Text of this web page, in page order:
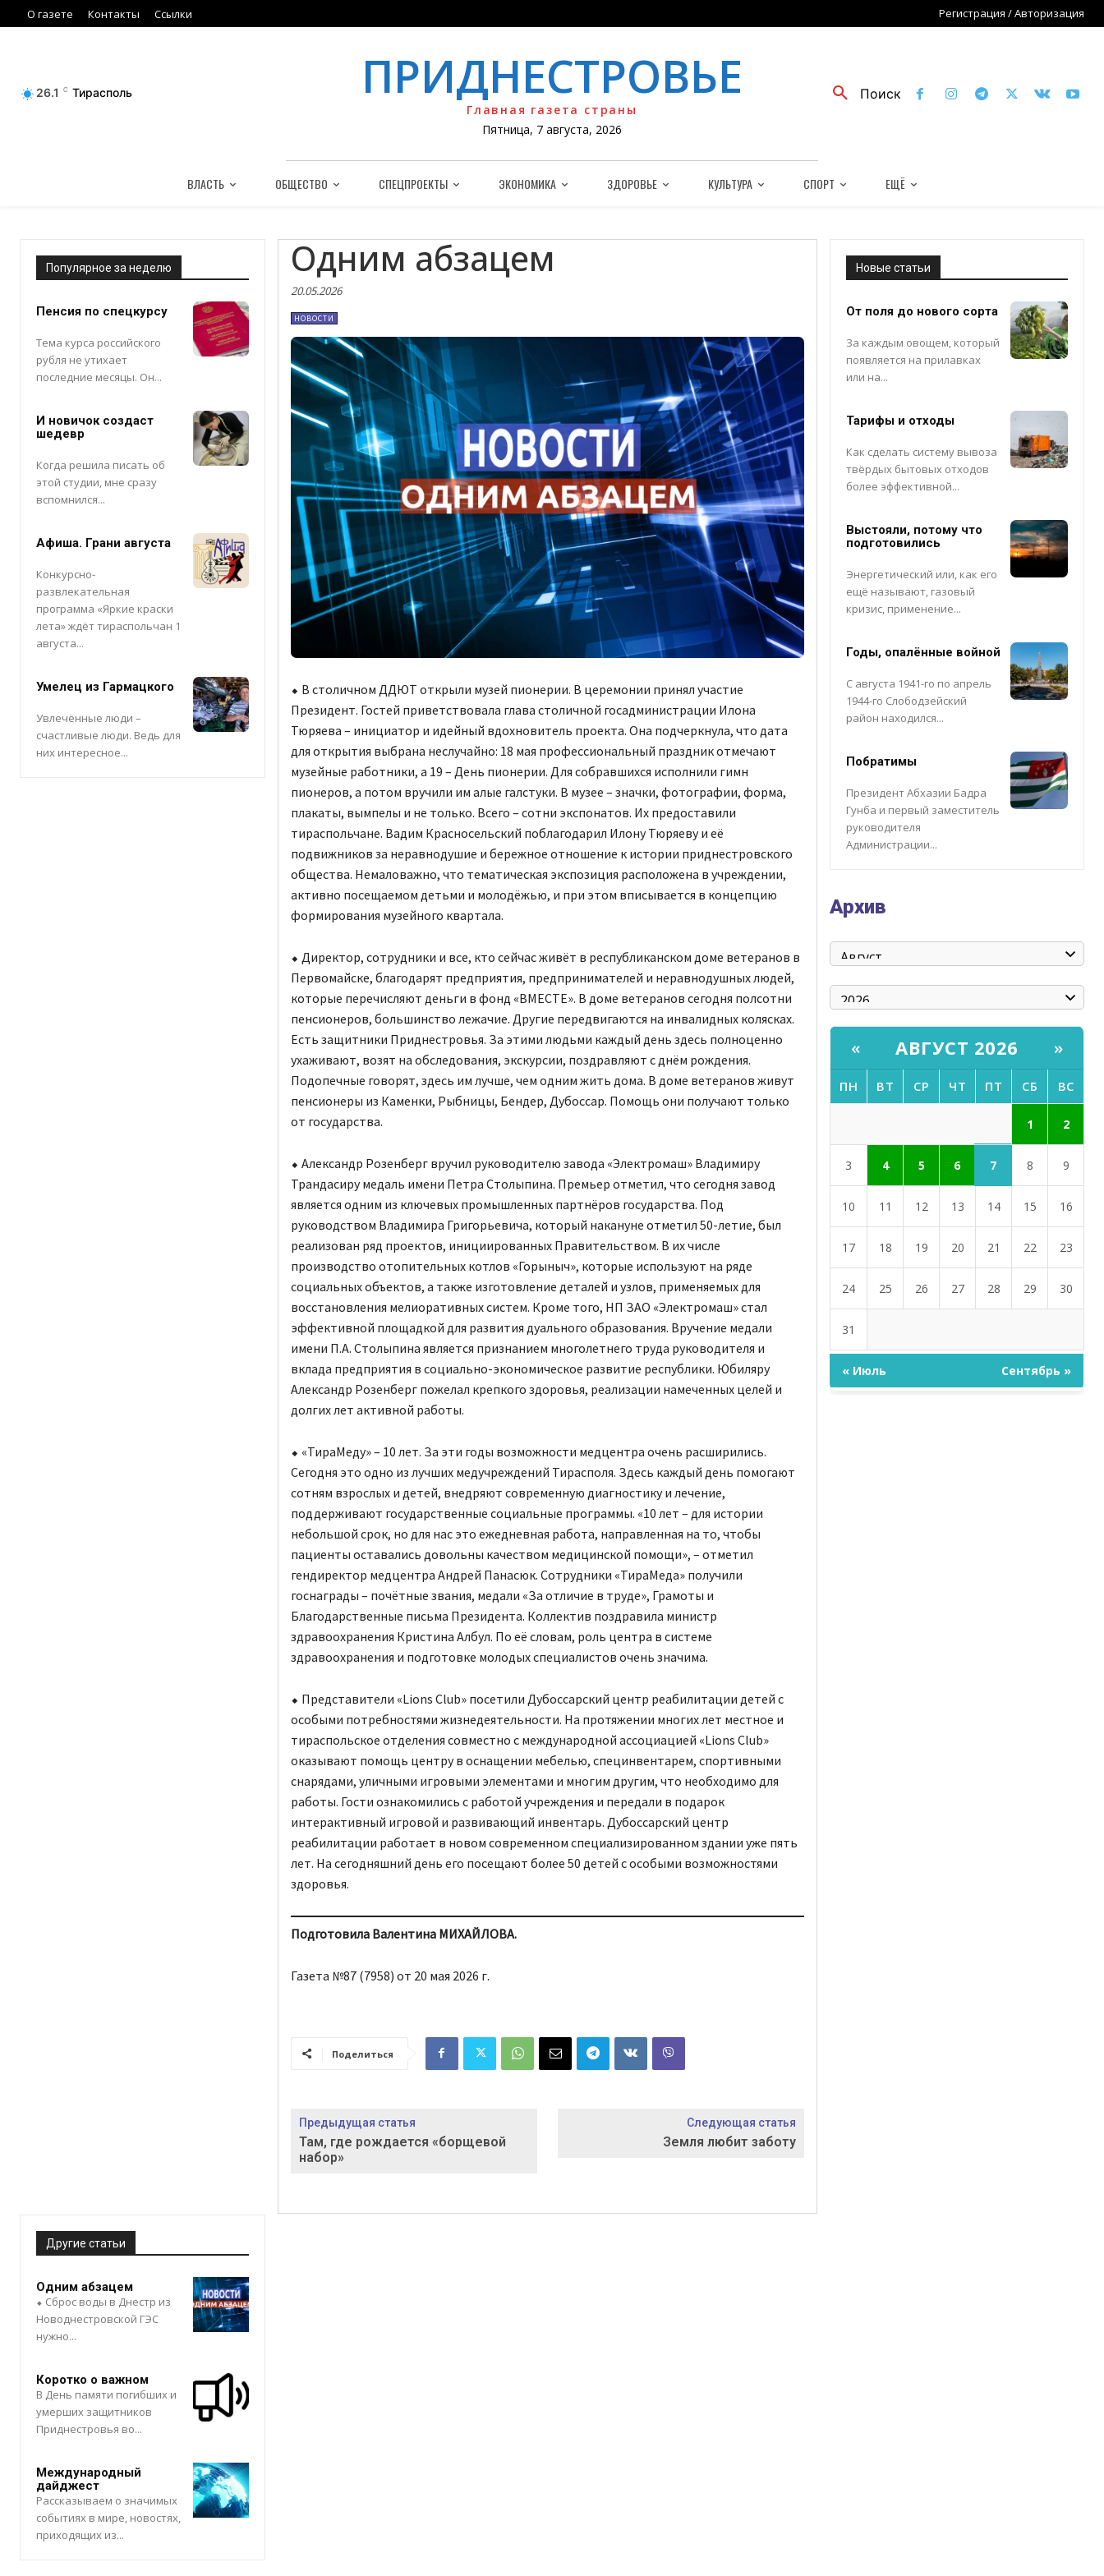
О газете Контакты Ссылки Регистрация / Авторизация
26.1 C Тирасполь ПРИДНЕСТРОВЬЕ
Главная газета страны
Пятница, 7 августа, 2026
Поиск
ВЛАСТЬ ОБЩЕСТВО СПЕЦПРОЕКТЫ ЭКОНОМИКА ЗДОРОВЬЕ КУЛЬТУРА СПОРТ ЕЩЁ
Популярное за неделю
Пенсия по спецкурсу
Тема курса российского
рубля не утихает
последние месяцы. Он...
И новичок создаст
шедевр
Когда решила писать об
этой студии, мне сразу
вспомнился...
Афиша. Грани августа
Конкурсно-
развлекательная
программа «Яркие краски
лета» ждёт тираспольчан 1
августа...
Умелец из Гармацкого
Увлечённые люди –
счастливые люди. Ведь для
них интересное...
Одним абзацем
20.05.2026
НОВОСТИ
⬥ В столичном ДДЮТ открыли музей пионерии. В церемонии принял участие
Президент. Гостей приветствовала глава столичной госадминистрации Илона
Тюряева – инициатор и идейный вдохновитель проекта. Она подчеркнула, что дата
для открытия выбрана неслучайно: 18 мая профессиональный праздник отмечают
музейные работники, а 19 – День пионерии. Для собравшихся исполнили гимн
пионеров, а потом вручили им алые галстуки. В музее – значки, фотографии, форма,
плакаты, вымпелы и не только. Всего – сотни экспонатов. Их предоставили
тираспольчане. Вадим Красносельский поблагодарил Илону Тюряеву и её
подвижников за неравнодушие и бережное отношение к истории приднестровского
общества. Немаловажно, что тематическая экспозиция расположена в учреждении,
активно посещаемом детьми и молодёжью, и при этом вписывается в концепцию
формирования музейного квартала.
⬥ Директор, сотрудники и все, кто сейчас живёт в республиканском доме ветеранов в
Первомайске, благодарят предприятия, предпринимателей и неравнодушных людей,
которые перечисляют деньги в фонд «ВМЕСТЕ». В доме ветеранов сегодня полсотни
пенсионеров, большинство лежачие. Другие передвигаются на инвалидных колясках.
Есть защитники Приднестровья. За этими людьми каждый день здесь полноценно
ухаживают, возят на обследования, экскурсии, поздравляют с днём рождения.
Подопечные говорят, здесь им лучше, чем одним жить дома. В доме ветеранов живут
пенсионеры из Каменки, Рыбницы, Бендер, Дубоссар. Помощь они получают только
от государства.
⬥ Александр Розенберг вручил руководителю завода «Электромаш» Владимиру
Трандасиру медаль имени Петра Столыпина. Премьер отметил, что сегодня завод
является одним из ключевых промышленных партнёров государства. Под
руководством Владимира Григорьевича, который накануне отметил 50-летие, был
реализован ряд проектов, инициированных Правительством. В их числе
производство отопительных котлов «Горыныч», которые используют на ряде
социальных объектов, а также изготовление деталей и узлов, применяемых для
восстановления мелиоративных систем. Кроме того, НП ЗАО «Электромаш» стал
эффективной площадкой для развития дуального образования. Вручение медали
имени П.А. Столыпина является признанием многолетнего труда руководителя и
вклада предприятия в социально-экономическое развитие республики. Юбиляру
Александр Розенберг пожелал крепкого здоровья, реализации намеченных целей и
долгих лет активной работы.
⬥ «ТираМеду» – 10 лет. За эти годы возможности медцентра очень расширились.
Сегодня это одно из лучших медучреждений Тирасполя. Здесь каждый день помогают
сотням взрослых и детей, внедряют современную диагностику и лечение,
поддерживают государственные социальные программы. «10 лет – для истории
небольшой срок, но для нас это ежедневная работа, направленная на то, чтобы
пациенты оставались довольны качеством медицинской помощи», – отметил
гендиректор медцентра Андрей Панасюк. Сотрудники «ТираМеда» получили
госнаграды – почётные звания, медали «За отличие в труде», Грамоты и
Благодарственные письма Президента. Коллектив поздравила министр
здравоохранения Кристина Албул. По её словам, роль центра в системе
здравоохранения и подготовке молодых специалистов очень значима.
⬥ Представители «Lions Club» посетили Дубоссарский центр реабилитации детей с
особыми потребностями жизнедеятельности. На протяжении многих лет местное и
тираспольское отделения совместно с международной ассоциацией «Lions Club»
оказывают помощь центру в оснащении мебелью, специнвентарем, спортивными
снарядами, уличными игровыми элементами и многим другим, что необходимо для
работы. Гости ознакомились с работой учреждения и передали в подарок
интерактивный игровой и развивающий инвентарь. Дубоссарский центр
реабилитации работает в новом современном специализированном здании уже пять
лет. На сегодняшний день его посещают более 50 детей с особыми возможностями
здоровья.
Подготовила Валентина МИХАЙЛОВА.
Газета №87 (7958) от 20 мая 2026 г.
Поделиться
Предыдущая статья
Там, где рождается «борщевой
набор»
Следующая статья
Земля любит заботу
Другие статьи
Одним абзацем
⬥ Сброс воды в Днестр из
Новоднестровской ГЭС
нужно...
Коротко о важном
В День памяти погибших и
умерших защитников
Приднестровья во...
Международный
дайджест
Рассказываем о значимых
событиях в мире, новостях,
приходящих из...
Новые статьи
От поля до нового сорта
За каждым овощем, который
появляется на прилавках
или на...
Тарифы и отходы
Как сделать систему вывоза
твёрдых бытовых отходов
более эффективной...
Выстояли, потому что
подготовились
Энергетический или, как его
ещё называют, газовый
кризис, применение...
Годы, опалённые войной
С августа 1941-го по апрель
1944-го Слободзейский
район находился...
Побратимы
Президент Абхазии Бадра
Гунба и первый заместитель
руководителя
Администрации...
Архив
« АВГУСТ 2026 »
ПН ВТ СР ЧТ ПТ СБ ВС
1 2
3 4 5 6 7 8 9
10 11 12 13 14 15 16
17 18 19 20 21 22 23
24 25 26 27 28 29 30
31
« Июль Сентябрь »